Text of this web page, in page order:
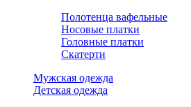
Полотенца вафельные
Носовые платки
Головные платки
Скатерти
Мужская одежда
Детская одежда